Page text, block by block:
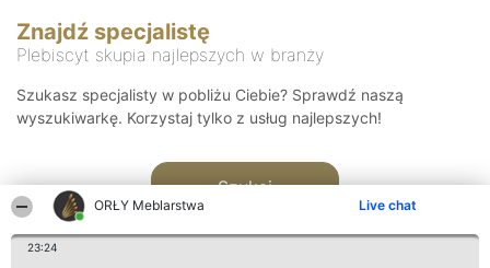
ORŁY Meblarstwa Live chat
23:24
Znajdź specjalistę
Plebiscyt skupia najlepszych w branży
Szukasz specjalisty w pobliżu Ciebie? Sprawdź naszą
wyszukiwarkę. Korzystaj tylko z usług najlepszych!
Szukaj